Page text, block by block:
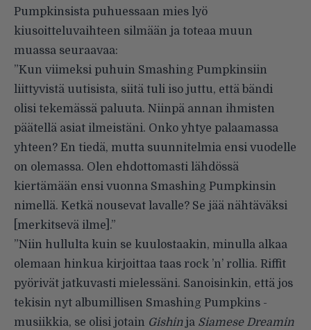
Pumpkinsista puhuessaan mies lyö
kiusoitteluvaihteen silmään ja toteaa muun
muassa seuraavaa:
”Kun viimeksi puhuin Smashing Pumpkinsiin
liittyvistä uutisista, siitä tuli iso juttu, että bändi
olisi tekemässä paluuta. Niinpä annan ihmisten
päätellä asiat ilmeistäni. Onko yhtye palaamassa
yhteen? En tiedä, mutta suunnitelmia ensi vuodelle
on olemassa. Olen ehdottomasti lähdössä
kiertämään ensi vuonna Smashing Pumpkinsin
nimellä. Ketkä nousevat lavalle? Se jää nähtäväksi
[merkitsevä ilme].”
”Niin hullulta kuin se kuulostaakin, minulla alkaa
olemaan hinkua kirjoittaa taas rock ’n’ rollia. Riffit
pyörivät jatkuvasti mielessäni. Sanoisinkin, että jos
tekisin nyt albumillisen Smashing Pumpkins -
musiikkia, se olisi jotain Gishinja Siamese Dreamin